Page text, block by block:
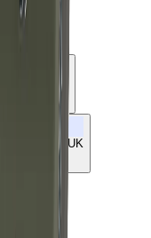
DONANIM
UYUMLULUK